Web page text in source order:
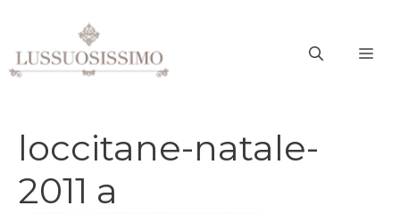
contenuto
loccitane-natale-
2011 a